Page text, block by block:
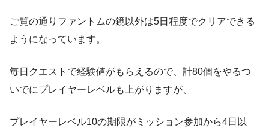
ご覧の通りファントムの鏡以外は5日程度でクリアできる
ようになっています。
毎日クエストで経験値がもらえるので、計80個をやるつ
いでにプレイヤーレベルも上がりますが、
プレイヤーレベル10の期限がミッション参加から4日以